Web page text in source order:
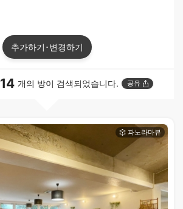
추가하기･변경하기
14 개의 방이 검색되었습니다. 공유